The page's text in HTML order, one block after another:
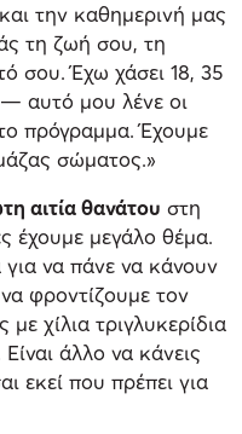
την καθημερινή μας
τη ζωή σου, τη
σου. Έχω χάσει 18, 35
αυτό μου λένε οι
πρόγραμμα. Έχουμε
σώματος.»
αιτία θανάτου στη
έχουμε μεγάλο θέμα.
να πάνε να κάνουν
φροντίζουμε τον
χίλια τριγλυκερίδια
άλλο να κάνεις
εκεί που πρέπει για